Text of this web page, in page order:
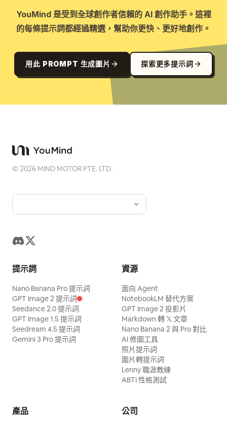
YouMind 是受到全球創作者信賴的 AI 創作助手。這裡
的每條提示詞都經過精選，幫助你更快、更好地創作。
用此 PROMPT 生成圖片 探索更多提示詞
©2026 MIND MOTOR PTE. LTD.
提示詞
Nano Banana Pro 提示詞
GPT Image 2 提示詞
Seedance 2.0 提示詞
GPT Image 1.5 提示詞
Seedream 4.5 提示詞
Gemini 3 Pro 提示詞
資源
面向 Agent
NotebookLM 替代方案
GPT Image 2 投影片
Markdown 轉 𝕏 文章
Nano Banana 2 與 Pro 對比
AI 修圖工具
照片提示詞
圖片轉提示詞
Lenny 職涯教練
ABTI 性格測試
產品 公司